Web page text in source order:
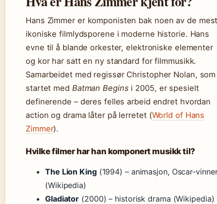
Hans Zimmer er komponisten bak noen av de
ikoniske filmlydsporene i moderne historie. Hans
evne til å blande orkester, elektroniske elementer
og kor har satt en ny standard for filmmusikk.
Samarbeidet med regissør Christopher Nolan, som
startet med Batman Begins i 2005, er spesielt
definerende – deres felles arbeid endret hvordan
action og drama låter på lerretet (World of Hans
Zimmer).
Hvilke filmer har han komponert musikk til?
The Lion King(1994) – animasjon, Oscar-
(Wikipedia)
Gladiator (2000) – historisk drama (Wikipedia)